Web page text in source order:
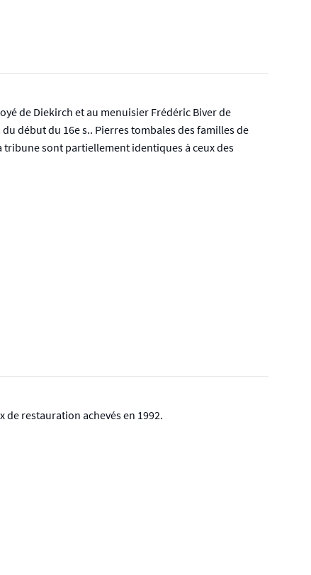
de Diekirch et au menuisier Frédéric Biver de
début du 16e s.. Pierres tombales des familles de
tribune sont partiellement identiques à ceux des
restauration achevés en 1992.